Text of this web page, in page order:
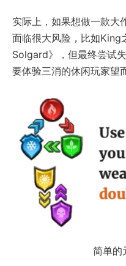
实际上，如果想做一款大
面临很大风险，比如
Solgard》，但最终尝试
要体验三消的休闲玩家望
简单的